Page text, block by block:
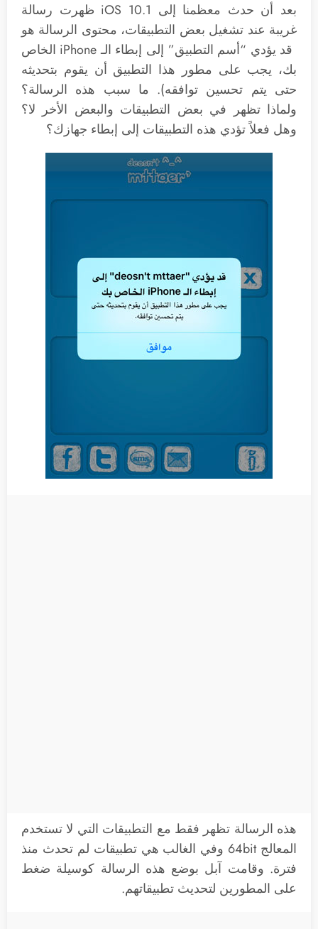
بعد أن حدث معظمنا إلى iOS 10.1 ظهرت رسالة
غريبة عند تشغيل بعض التطبيقات، محتوى الرسالة هو
قد يؤدي “أسم التطبيق” إلى إبطاء الـ iPhone الخاص
بك، يجب على مطور هذا التطبيق أن يقوم بتحديثه
حتى يتم تحسين توافقه). ما سبب هذه الرسالة؟
ولماذا تظهر في بعض التطبيقات والبعض الأخر لا؟
وهل فعلاً تؤدي هذه التطبيقات إلى إبطاء جهازك؟
هذه الرسالة تظهر فقط مع التطبيقات التي لا تستخدم
المعالج 64bit وفي الغالب هي تطبيقات لم تحدث منذ
فترة. وقامت آبل بوضع هذه الرسالة كوسيلة ضغط
على المطورين لتحديث تطبيقاتهم.